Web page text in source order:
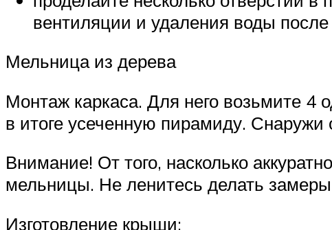
вентиляции и удаления воды
Мельница из дерева
Монтаж каркаса. Для него возьмите 4
в итоге усеченную пирамиду. Снаружи
Внимание! От того, насколько
мельницы. Не ленитесь делать
Изготовление крыши: